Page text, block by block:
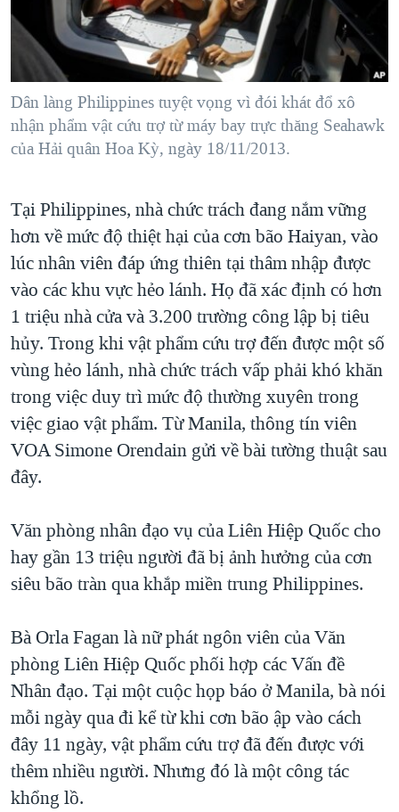
"Tìm"
NGƯỜI VIỆT HẢI NGOẠI
ĐỜI SỐNG
KINH TẾ
KHOA HỌC
SỨC KHOẺ
THỂ THAO
GIÁO DỤC
TẠI
HÀNH TRÌNH BẦU CỬ 2024
MỘT NĂM CHIẾN TRANH TẠI DẢI GAZA
GIẢI MÃ VÀNH ĐAI & CON ĐƯỜNG
NGÀY TỊ NẠN THẾ GIỚI
CHI PHÍ CHIẾN TRANH AFGHANISTAN
CÁC GIÁ TRỊ CỘNG HÒA Ở VIỆT NAM
THƯỢNG ĐỈNH TRUMP-KIM TẠI VIỆT NAM
TRỊNH VĨNH BÌNH VS. CHÍNH PHỦ VIỆT NAM
NGƯ DÂN VIỆT VÀ LÀN SÓNG TRỘM HẢI SÂM
BÊN KIA QUỐC LỘ: TIẾNG VỌNG TỪ NÔNG THÔN MỸ
QUAN HỆ VIỆT MỸ
VIDEO
NGHE
MẠNG XÃ HỘI
Dân làng Philippines tuyệt vọng vì đói khát đổ xô
nhận phẩm vật cứu trợ từ máy bay trực thăng Seahawk
của Hải quân Hoa Kỳ, ngày 18/11/2013.
Tại Philippines, nhà chức trách đang nắm vững
hơn về mức độ thiệt hại của cơn bão Haiyan, vào
lúc nhân viên đáp ứng thiên tại thâm nhập được
vào các khu vực hẻo lánh. Họ đã xác định có hơn
1 triệu nhà cửa và 3.200 trường công lập bị tiêu
hủy. Trong khi vật phẩm cứu trợ đến được một số
vùng hẻo lánh, nhà chức trách vấp phải khó khăn
trong việc duy trì mức độ thường xuyên trong
việc giao vật phẩm. Từ Manila, thông tín viên
VOA Simone Orendain gửi về bài tường thuật sau
đây.
Văn phòng nhân đạo vụ của Liên Hiệp Quốc cho
hay gần 13 triệu người đã bị ảnh hưởng của cơn
siêu bão tràn qua khắp miền trung Philippines.
Bà Orla Fagan là nữ phát ngôn viên của Văn
phòng Liên Hiệp Quốc phối hợp các Vấn đề
Nhân đạo. Tại một cuộc họp báo ở Manila, bà nói
mỗi ngày qua đi kể từ khi cơn bão ập vào cách
đây 11 ngày, vật phẩm cứu trợ đã đến được với
thêm nhiều người. Nhưng đó là một công tác
khổng lồ.